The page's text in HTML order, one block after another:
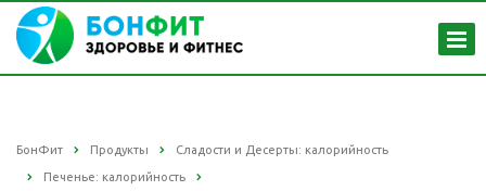
БонФит Продукты Сладости и Десерты: калорийность
Печенье: калорийность